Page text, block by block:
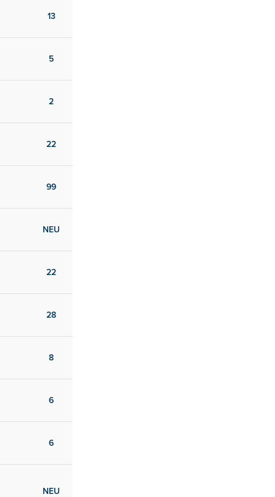
13
5
2
22
99
NEU
22
28
8
6
6
NEU